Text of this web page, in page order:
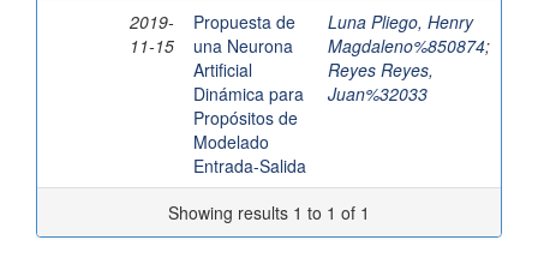
2019-
11-15
Propuesta de
una Neurona
Artificial
Dinámica para
Propósitos de
Modelado
Entrada-Salida
Luna Pliego, Henry
Magdaleno%850874;
Reyes Reyes,
Juan%32033
Showing results 1 to 1 of 1